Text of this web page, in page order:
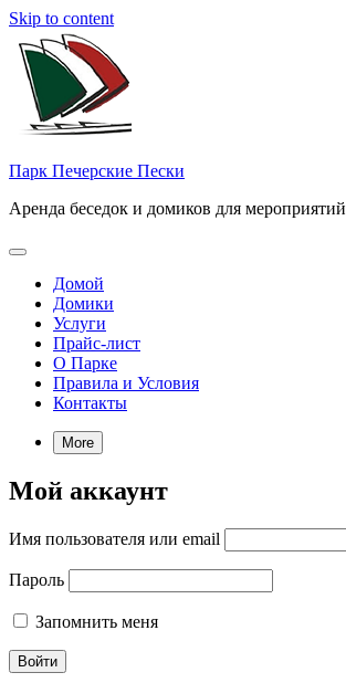
Skip to content
Парк Печерские Пески
Аренда беседок и домиков для мероприятий
Домой
Домики
Услуги
Прайс-лист
О Парке
Правила и Условия
Контакты
More
Мой аккаунт
Имя пользователя или email
Пароль
Запомнить меня